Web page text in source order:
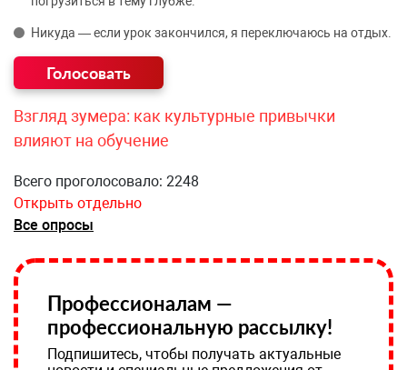
Никуда — если урок закончился, я переключаюсь на отдых.
Взгляд зумера: как культурные привычки
влияют на обучение
Всего проголосовало: 2248
Открыть отдельно
Все опросы
Профессионалам —
профессиональную рассылку!
Подпишитесь, чтобы получать актуальные